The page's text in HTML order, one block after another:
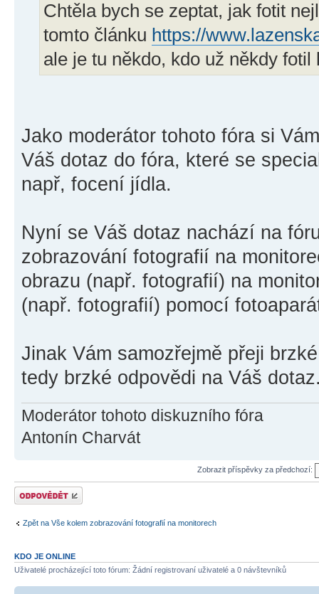
Chtěla bych se zeptat, jak fotit
tomto článku https://
ale je tu někdo, kdo už někdy
Jako moderátor tohoto fóra si
Váš dotaz do fóra, které se
např, focení jídla.
Nyní se Váš dotaz nachází na
zobrazování fotografií na
obrazu (např. fotografií) na
(např. fotografií) pomocí
Jinak Vám samozřejmě přeji
tedy brzké odpovědi na Váš
Moderátor tohoto diskuzního fóra
Antonín Charvát
Zobrazit příspěvky za předchozí:
Odeslat odpověď
Zpět na Vše kolem zobrazování fotografií na monitorech
KDO JE ONLINE
Uživatelé procházející toto fórum: Žádní registrovaní uživatelé a 0 návštevníků